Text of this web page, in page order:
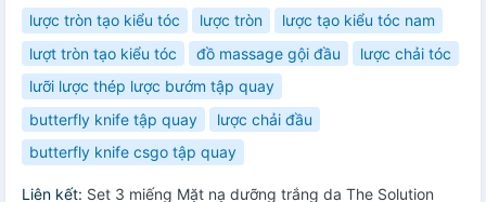
lược tròn tạo kiểu tóc
lược tròn
lược tạo kiểu tóc nam
lượt tròn tạo kiểu tóc
đồ massage gội đầu
lược chải tóc
lưỡi lược thép lược bướm tập quay
butterfly knife tập quay
lược chải đầu
butterfly knife csgo tập quay
Liên kết: Set 3 miếng Mặt nạ dưỡng trắng da The Solution